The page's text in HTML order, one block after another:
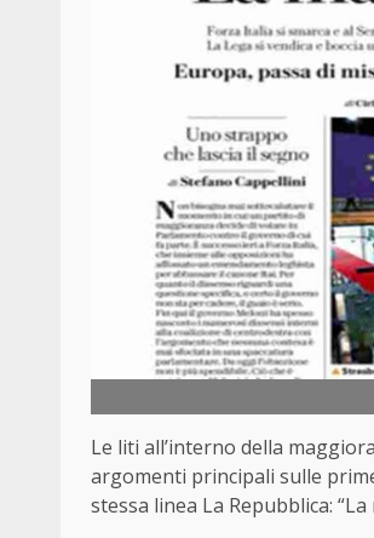
Le liti all’interno della
argomenti principali sulle
stessa linea La Repubblica: